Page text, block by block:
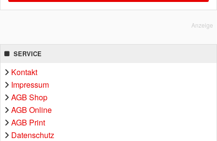
Anzeige
SERVICE
Kontakt
Impressum
AGB Shop
AGB Online
AGB Print
Datenschutz